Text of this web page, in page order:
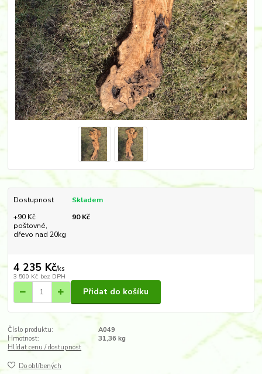
Dostupnost
Skladem
+90 Kč
poštovné,
dřevo nad 20kg
90 Kč
4 235 Kč/ks
3 500 Kč bez DPH
Přidat do košíku
Číslo produktu:
A049
Hmotnost:
31,36 kg
Hlídat cenu / dostupnost
Do oblíbených